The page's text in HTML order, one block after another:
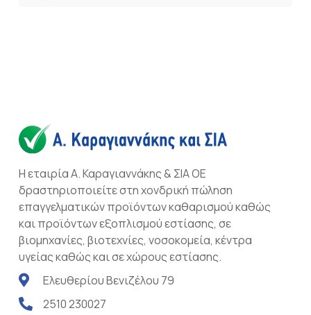
Η εταιρία Α. Καραγιαννάκης & ΣΙΑ ΟΕ
δραστηριοποιείτε στη χονδρική πώληση
επαγγελματικών προϊόντων καθαρισμού καθώς
και προϊόντων εξοπλισμού εστίασης, σε
βιομηχανίες, βιοτεχνίες, νοσοκομεία, κέντρα
υγείας καθώς και σε χώρους εστίασης.
Ελευθερίου Βενιζέλου 79
2510 230027